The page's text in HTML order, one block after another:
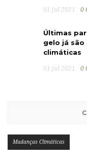
01 jul 2021 0
Últimas
gelo já são
climáticas
01 jul 2021 0
Mudanças Climáticas